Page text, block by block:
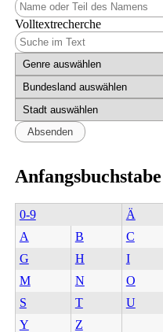
Volltextrecherche
Anfangsbuchstabe
0-9 Ä
A
B C
G
H I
M
N O
S
T U
Y
Z